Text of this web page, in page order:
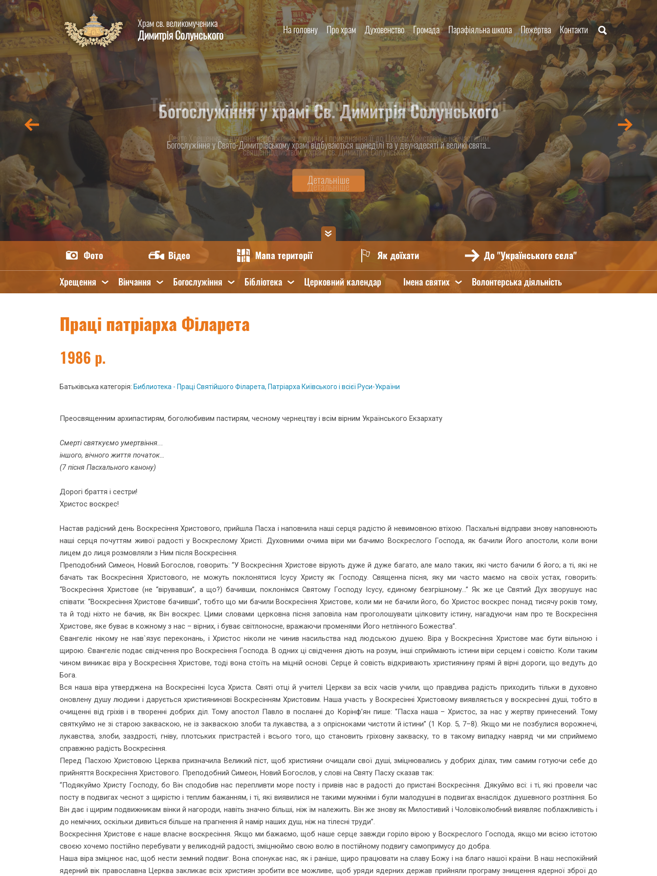
Храм св. великомученика
Димитрія Солунського На головну Про храм Духовенство Громада Парафіяльна школа Пожертва Контакти
Фото Відео Мапа території Як доїхати До "Українського села"
Хрещення Вінчання Богослужіння Бібліотека Церковний календар Імена святих Волонтерська діяльність
Таїнство Хрещення у Свято-Димитрівському храмі
Святе Хрещення – духовне народження людини і приєднання її до Церкви Христової є найчастішим
священнодійством у храмі св. Димитрія Солунського...
Детальніше
Праці патріарха Філарета
1986 р.
Батьківська категорія: Библиотека - Праці Святійшого Філарета, Патріарха Київського і всієї Руси-України
Преосвященним архипастирям, боголюбивим пастирям, чесному чернецтву і всім вірним Українського Екзархату
Смерті святкуємо умертвіння...
іншого, вічного життя початок…
(7 пісня Пасхального канону)
Дорогі браття і сестри!
Христос воскрес!
Настав радісний день Воскресіння Христового, прийшла Пасха і наповнила наші серця радістю й невимовною втіхою. Пасхальні відправи знову наповнюють
наші серця почуттям живої радості у Воскреслому Христі. Духовними очима віри ми бачимо Воскреслого Господа, як бачили Його апостоли, коли вони
лицем до лиця розмовляли з Ним після Воскресіння.
Преподобний Симеон, Новий Богослов, говорить: “У Воскресіння Христове вірують дуже й дуже багато, але мало таких, які чисто бачили б його; а ті, які не
бачать так Воскресіння Христового, не можуть поклонятися Ісусу Христу як Господу. Священна пісня, яку ми часто маємо на своїх устах, говорить:
“Воскресіння Христове (не “вірувавши”, а що?) бачивши, поклонімся Святому Господу Ісусу, єдиному безгрішному...” Як же це Святий Дух зворушує нас
співати: “Воскресіння Христове бачивши”, тобто що ми бачили Воскресіння Христове, коли ми не бачили його, бо Христос воскрес понад тисячу років тому,
та й тоді ніхто не бачив, як Він воскрес. Цими словами церковна пісня заповіла нам проголошувати цілковиту істину, нагадуючи нам про те Воскресіння
Христове, яке буває в кожному з нас – вірних, і буває світлоносне, вражаючи променями Його нетлінного Божества”.
Євангеліє нікому не нав`язує переконань, і Христос ніколи не чинив насильства над людською душею. Віра у Воскресіння Христове має бути вільною і
щирою. Євангеліє подає свідчення про Воскресіння Господа. В одних ці свідчення діють на розум, інші сприймають істини віри серцем і совістю. Коли таким
чином виникає віра у Воскресіння Христове, тоді вона стоїть на міцній основі. Серце й совість відкривають хрис­тиянину прямі й вірні дороги, що ведуть до
Бога.
Вся наша віра утверджена на Воскресінні Ісуса Христа. Святі отці й учителі Церкви за всіх часів учили, що правдива радість приходить тільки в духовно
оновлену душу людини і дарується християнинові Воскресінням Христовим. Наша участь у Воскресінні Христовому вияв­ляється у воскресінні душі, тобто в
очищенні від гріхів і в творенні добрих діл. Тому апостол Павло в посланні до Корінф’ян пише: “Пасха наша – Христос, за нас у жертву принесений. Тому
святкуймо не зі старою закваскою, не із закваскою злоби та лукавства, а з опрісноками чистоти й істини” (1 Кор. 5, 7–8). Якщо ми не позбулися ворожнечі,
лукав­ства, злоби, заздрості, гніву, плотських пристрастей і всього того, що становить гріховну закваску, то в такому випадку навряд чи ми сприй­мемо
справжню радість Воскресіння.
Перед Пасхою Христовою Церква призначила Великий піст, щоб християни очищали свої душі, зміцнювались у добрих ділах, тим самим готуючи себе до
прийняття Воскресіння Христового. Препо­добний Симеон, Новий Богослов, у слові на Святу Пасху сказав так:
“Подякуймо Христу Господу, бо Він сподобив нас перепливти море посту і привів нас в радості до пристані Воскресіння. Дякуймо всі: і ті, які провели час
посту в подвигах чеснот з щирістю і теплим бажанням, і ті, які виявилися не такими мужніми і були малодушні в подвигах внаслідок душевного розтління. Бо
Він дає і щирим подвижникам він­ки й нагороди, навіть значно більші, ніж їм належить. Він же знову як Милостивий і Чоловіколюбний виявляє поблажливість і
до немічних, оскільки дивиться більше на прагнення й намір наших душ, ніж на тілесні труди”.
Воскресіння Христове є наше власне воскресіння. Якщо ми бажає­мо, щоб наше серце завжди горіло вірою у Воскреслого Господа, якщо ми всією істотою
своєю хочемо постійно перебувати у великодній радості, зміцнюймо свою волю в постійному подвигу само­примусу до добра.
Наша віра зміцнює нас, щоб нести земний подвиг. Вона спонукає нас, як і раніше, щиро працювати на славу Божу і на благо нашої країни. В наш неспокійний
ядерний вік православна Церква закликає всіх християн зробити все можливе, щоб уряди ядерних держав прий­няли програму знищення ядерної зброї до